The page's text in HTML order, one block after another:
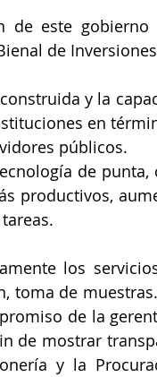
de este
de
y la
en
públicos.
de
productivos,
los
toma de
de la
de mostrar
y la